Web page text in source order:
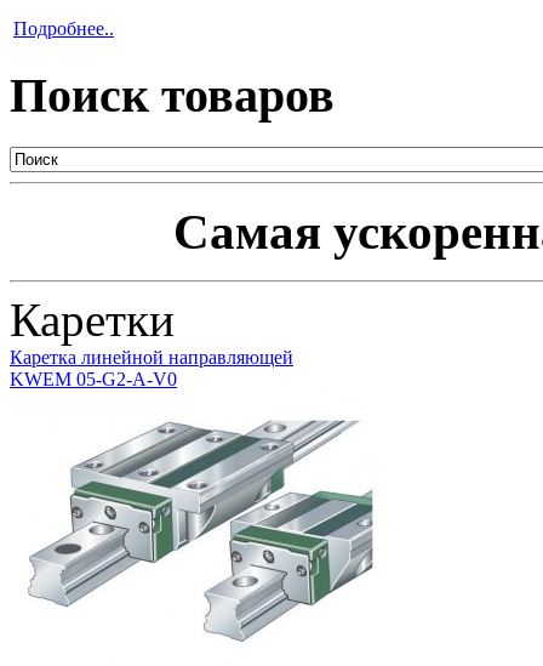
Подробнее..
Поиск товаров
Самая
Каретки
Каретка линейной направляющей
KWEM 05-G2-A-V0